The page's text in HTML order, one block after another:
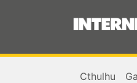
Cthulhu